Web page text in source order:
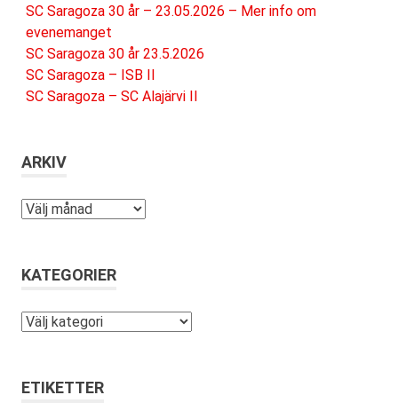
SC Saragoza 30 år – 23.05.2026 – Mer info om
evenemanget
SC Saragoza 30 år 23.5.2026
SC Saragoza – ISB II
SC Saragoza – SC Alajärvi II
ARKIV
Arkiv
KATEGORIER
Kategorier
ETIKETTER